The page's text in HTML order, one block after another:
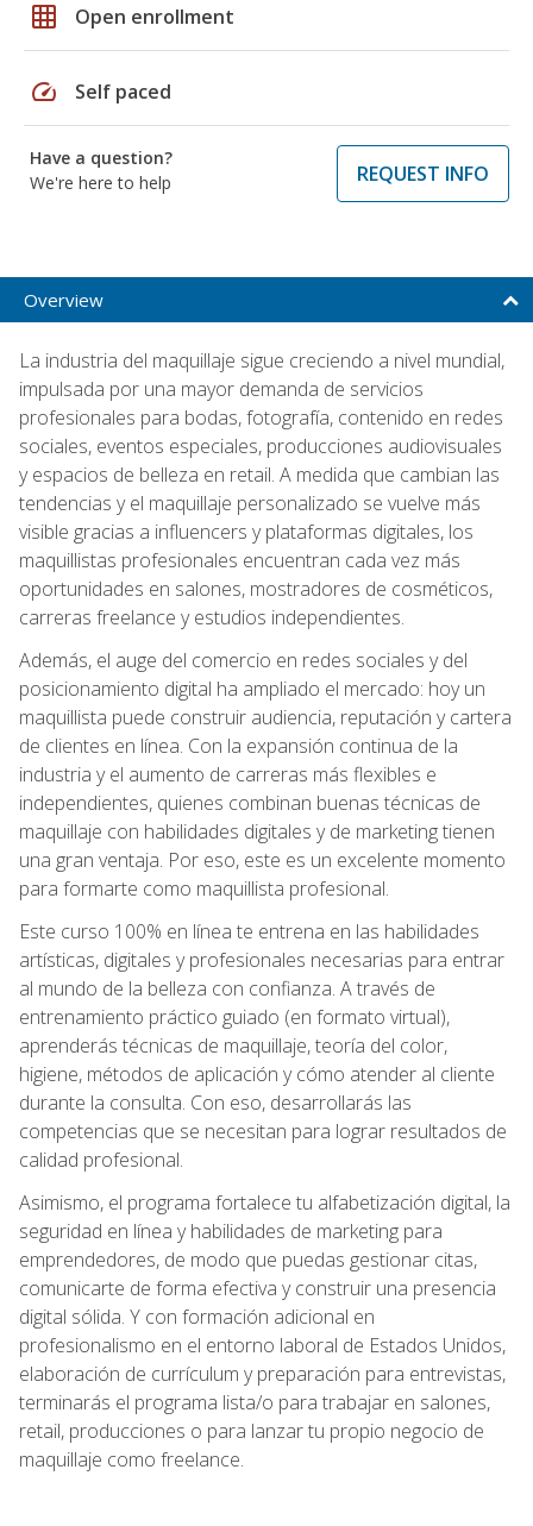
grid_on Open enrollment
speed Self paced
Have a question?
We're here to help
REQUEST INFO
Overview
La industria del maquillaje sigue creciendo a nivel mundial,
impulsada por una mayor demanda de servicios
profesionales para bodas, fotografía, contenido en redes
sociales, eventos especiales, producciones audiovisuales
y espacios de belleza en retail. A medida que cambian las
tendencias y el maquillaje personalizado se vuelve más
visible gracias a influencers y plataformas digitales, los
maquillistas profesionales encuentran cada vez más
oportunidades en salones, mostradores de cosméticos,
carreras freelance y estudios independientes.
Además, el auge del comercio en redes sociales y del
posicionamiento digital ha ampliado el mercado: hoy un
maquillista puede construir audiencia, reputación y cartera
de clientes en línea. Con la expansión continua de la
industria y el aumento de carreras más flexibles e
independientes, quienes combinan buenas técnicas de
maquillaje con habilidades digitales y de marketing tienen
una gran ventaja. Por eso, este es un excelente momento
para formarte como maquillista profesional.
Este curso 100% en línea te entrena en las habilidades
artísticas, digitales y profesionales necesarias para entrar
al mundo de la belleza con confianza. A través de
entrenamiento práctico guiado (en formato virtual),
aprenderás técnicas de maquillaje, teoría del color,
higiene, métodos de aplicación y cómo atender al cliente
durante la consulta. Con eso, desarrollarás las
competencias que se necesitan para lograr resultados de
calidad profesional.
Asimismo, el programa fortalece tu alfabetización digital, la
seguridad en línea y habilidades de marketing para
emprendedores, de modo que puedas gestionar citas,
comunicarte de forma efectiva y construir una presencia
digital sólida. Y con formación adicional en
profesionalismo en el entorno laboral de Estados Unidos,
elaboración de currículum y preparación para entrevistas,
terminarás el programa lista/o para trabajar en salones,
retail, producciones o para lanzar tu propio negocio de
maquillaje como freelance.